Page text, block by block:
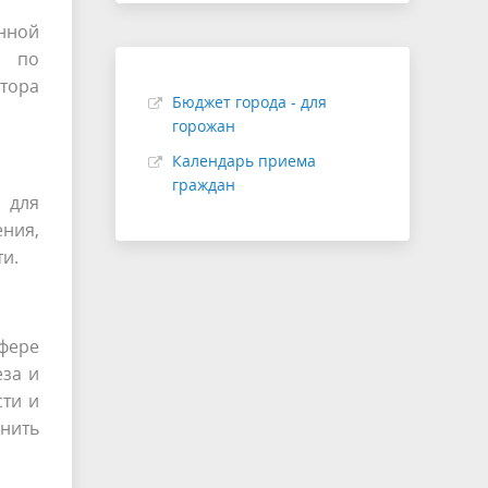
по
и
и
Бюджет города - для
горожан
Календарь приема
граждан